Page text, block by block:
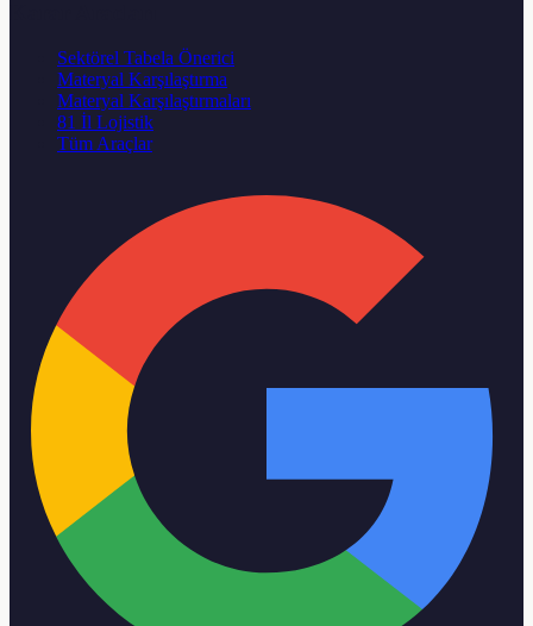
Sektörel Tabela Önerici
Materyal Karşılaştırma
Materyal Karşılaştırmaları
81 İl Lojistik
Tüm Araçlar